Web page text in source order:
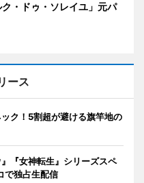
・ドゥ・ソレイユ」元パ
ース
ク！5割超が避ける旗竿地の
『女神転生』シリーズスペ
で独占生配信